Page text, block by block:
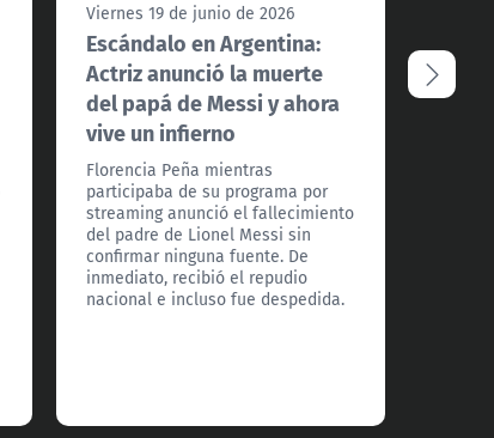
Viernes 19 de junio de 2026
Escándalo en Argentina:
Actriz anunció la muerte
del papá de Messi y ahora
vive un infierno
Florencia Peña mientras
participaba de su programa por
streaming anunció el fallecimiento
del padre de Lionel Messi sin
confirmar ninguna fuente. De
inmediato, recibió el repudio
nacional e incluso fue despedida.
de